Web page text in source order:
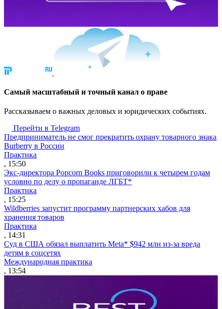
Cамый масштабный и точный канал о праве
Рассказываем о важных деловых и юридических событиях.
Перейти в Telegram
Предприниматель не смог прекратить охрану товарного знака
Burberry в России
Практика
, 15:50
Экс-директора Popcorn Books приговорили к четырем годам
условно по делу о пропаганде ЛГБТ*
Практика
, 15:25
Wildberries запустит программу партнерских хабов для
хранения товаров
Практика
, 14:31
Суд в США обязал выплатить Meta* $942 млн из-за вреда
детям в соцсетях
Международная практика
, 13:54